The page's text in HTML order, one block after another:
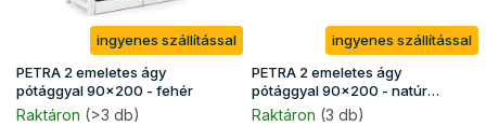
ingyenes szállítással
PETRA 2 emeletes ágy
pótággyal 90x200 - fehér
Raktáron (>3 db)
ingyenes szállítással
PETRA 2 emeletes ágy
pótággyal 90x200 - natúr
borovi
Raktáron (3 db)